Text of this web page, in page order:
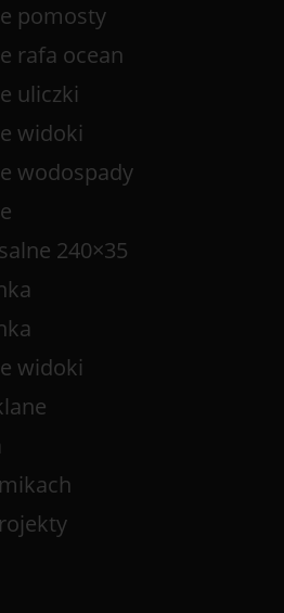
pomosty
rafa ocean
uliczki
widoki
wodospady
240×35
widoki